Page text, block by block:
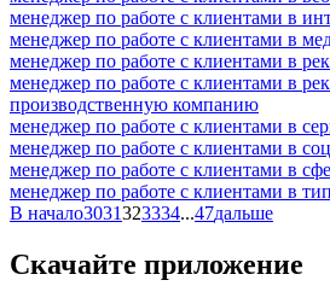
менеджер по работе с клиентами в
менеджер по работе с клиентами в
менеджер по работе с клиентами в
менеджер по работе с клиентами в
производственную компанию
менеджер по работе с клиентами в
менеджер по работе с клиентами в
менеджер по работе с клиентами в
менеджер по работе с клиентами в
В начало3031323334...47дальше
Скачайте приложение